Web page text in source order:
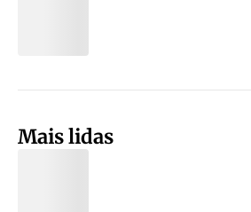
Mais lidas